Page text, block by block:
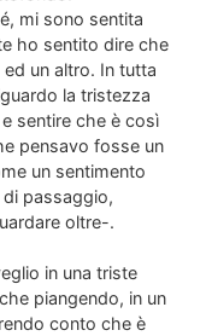
mi sono sentita
ho sentito dire che
un altro. In tutta
la tristezza
sentire che è così
pensavo fosse un
un sentimento
passaggio,
oltre-.
in una triste
piangendo, in un
conto che è